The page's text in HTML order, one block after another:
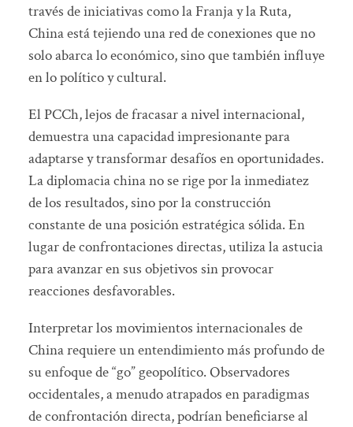
través de iniciativas como la Franja y la Ruta,
China está tejiendo una red de conexiones que no
solo abarca lo económico, sino que también influye
en lo político y cultural.
El PCCh, lejos de fracasar a nivel internacional,
demuestra una capacidad impresionante para
adaptarse y transformar desafíos en oportunidades.
La diplomacia china no se rige por la inmediatez
de los resultados, sino por la construcción
constante de una posición estratégica sólida. En
lugar de confrontaciones directas, utiliza la astucia
para avanzar en sus objetivos sin provocar
reacciones desfavorables.
Interpretar los movimientos internacionales de
China requiere un entendimiento más profundo de
su enfoque de “go” geopolítico. Observadores
occidentales, a menudo atrapados en paradigmas
de confrontación directa, podrían beneficiarse al